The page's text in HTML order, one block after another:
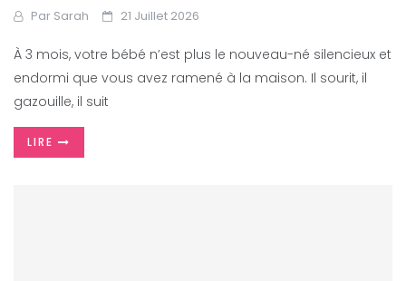
Par Sarah 21 Juillet 2026
À 3 mois, votre bébé n’est plus le nouveau-né silencieux et
endormi que vous avez ramené à la maison. Il sourit, il
gazouille, il suit
LIRE